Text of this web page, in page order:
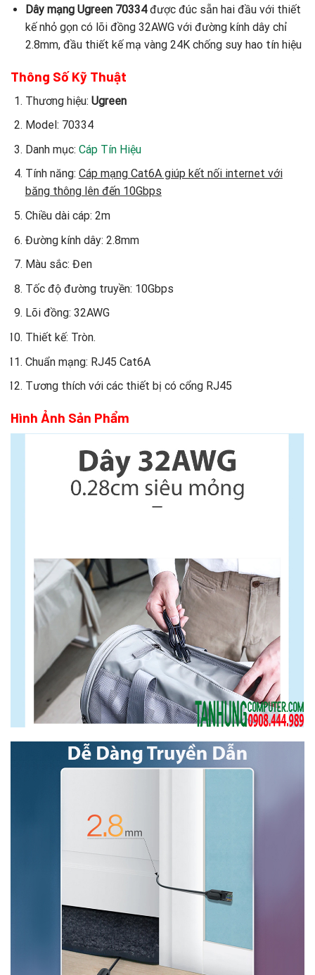
Dây mạng Ugreen 70334được đúc sẵn hai đầu với thiết
kế nhỏ gọn có lõi đồng 32AWG với đường kính dây chỉ
2.8mm, đầu thiết kế mạ vàng 24K chống suy hao tín hiệu
Thông Số Kỹ Thuật
Thương hiệu: Ugreen
Model: 70334
Danh mục: Cáp Tín Hiệu
Tính năng: Cáp mạng Cat6A giúp kết nối internet với
băng thông lên đến 10Gbps
Chiều dài cáp: 2m
Đường kính dây: 2.8mm
Màu sắc: Đen
Tốc độ đường truyền: 10Gbps
Lõi đồng: 32AWG
Thiết kế: Tròn.
Chuẩn mạng: RJ45 Cat6A
Tương thích với các thiết bị có cổng RJ45
Hình Ảnh Sản Phẩm